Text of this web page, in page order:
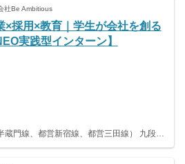
社Be Ambitious
×採用×教育｜学生が会社を創る
実践型インターン】
神保町駅から徒歩1分（半蔵門線、都営新宿線、都営三田線） 九段下駅から徒歩9分（半蔵門線、都営新宿線、東西線） 新御茶ノ水駅から徒歩10分（東京メトロ千代田線）